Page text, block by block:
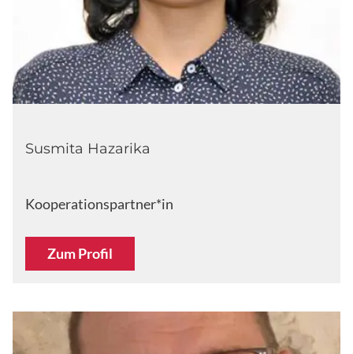
Susmita Hazarika
Kooperationspartner*in
Zum Profil